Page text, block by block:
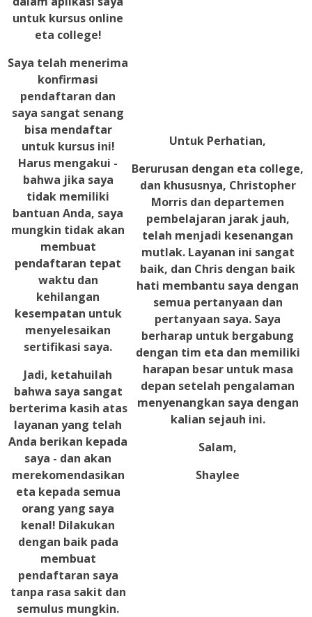
untuk kursus online
eta college!
Saya telah menerima
konfirmasi
pendaftaran dan
saya sangat senang
bisa mendaftar
untuk kursus ini!
Harus mengakui -
bahwa jika saya
tidak memiliki
bantuan Anda, saya
mungkin tidak akan
membuat
pendaftaran tepat
waktu dan
kehilangan
kesempatan untuk
menyelesaikan
sertifikasi saya.
Jadi, ketahuilah
bahwa saya sangat
berterima kasih atas
layanan yang telah
Anda berikan kepada
saya - dan akan
merekomendasikan
eta kepada semua
orang yang saya
kenal! Dilakukan
dengan baik pada
membuat
pendaftaran saya
tanpa rasa sakit dan
semulus mungkin.
Untuk Perhatian,
Berurusan dengan eta college,
dan khususnya, Christopher
Morris dan departemen
pembelajaran jarak jauh,
telah menjadi kesenangan
mutlak. Layanan ini sangat
baik, dan Chris dengan baik
hati membantu saya dengan
semua pertanyaan dan
pertanyaan saya. Saya
berharap untuk bergabung
dengan tim eta dan memiliki
harapan besar untuk masa
depan setelah pengalaman
menyenangkan saya dengan
kalian sejauh ini.
Salam,
Shaylee